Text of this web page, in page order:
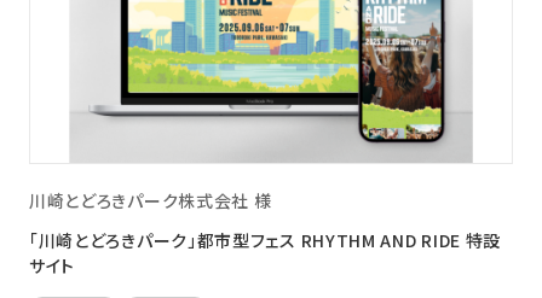
川崎とどろきパーク株式会社 様
「川崎とどろきパーク」都市型フェス RHYTHM AND RIDE 特設
サイト